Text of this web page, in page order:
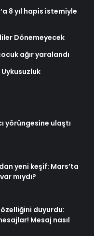
8 yıl hapis istemiyle
Dönemeyecek
ağır yaralandı
yörüngesine ulaştı
yeni keşif: Mars’ta
mıydı?
duyurdu:
Mesaj nasıl